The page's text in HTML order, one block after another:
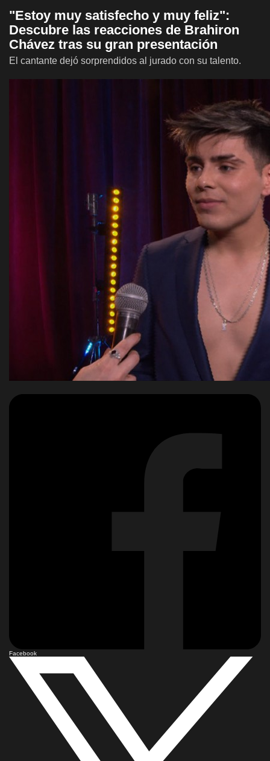
"Estoy muy satisfecho y muy feliz":
Descubre las reacciones de Brahiron
Chávez tras su gran presentación
El cantante dejó sorprendidos al jurado con su talento.
Facebook